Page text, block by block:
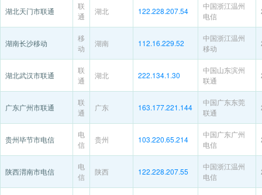
湖北天门市联通
联
通
湖北 122.228.207.54
中国浙江温州
电信
湖南长沙移动
移
动
湖南 112.16.229.52
中国浙江温州
移动
湖北武汉市联通
联
通
湖北 222.134.1.30
中国山东滨州
联通
广东广州市联通
联
通
广东 163.177.221.144
中国广东东莞
联通
贵州毕节市电信
电
信
贵州 103.220.65.214
中国广东广州
电信
陕西渭南市电信
电
信
陕西 122.228.207.55
中国浙江温州
电信